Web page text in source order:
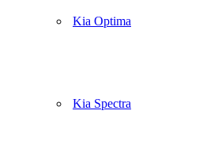
Kia Optima
Kia Spectra